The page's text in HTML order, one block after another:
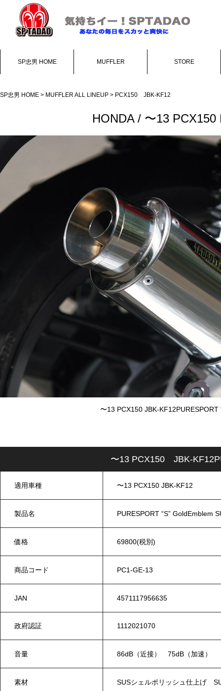
SP忠男 HOME MUFFLER STORE
SP忠男 HOME > MUFFLER ALL LINEUP > PCX150 JBK-KF12
HONDA / 〜13
〜13 PCX150 JBK-
〜13 PCX150 JBK-
適用車種 〜13 PCX150 JBK-KF12
製品名 PURESPORT “S” GoldEmblem
価格 69800(税別)
商品コード PC1-GE-13
JAN 4571117956635
政府認証 1112021070
音量 86dB（近接） 75dB（加速）
素材 SUSシェルポリッシュ仕上げ